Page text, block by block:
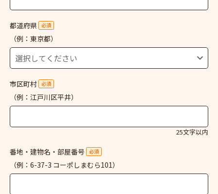
都道府県 必須
（例：東京都）
市区町村 必須
（例：江戸川区平井）
25文字以内
番地・建物名・部屋番号 必須
（例：6-37-3 コーポしまむら101）